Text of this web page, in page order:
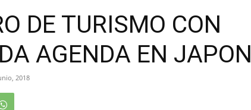
DE TURISMO CON
AGENDA EN JAPON
2018